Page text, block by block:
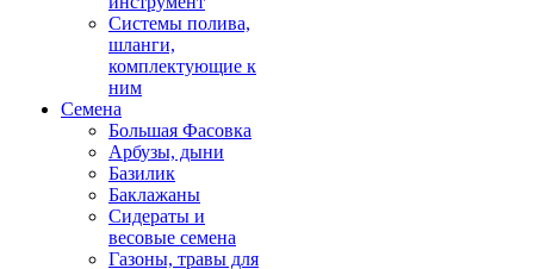
Системы полива,
шланги,
комплектующие к
ним
Семена
Большая Фасовка
Арбузы, дыни
Базилик
Баклажаны
Сидераты и
весовые семена
Газоны, травы для